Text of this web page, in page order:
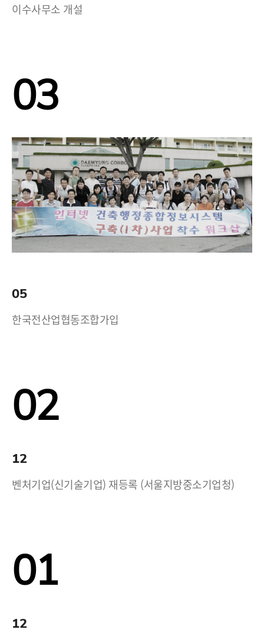
이수사무소 개설
03
05
한국전산업협동조합가입
02
12
벤처기업(신기술기업) 재등록 (서울지방중소기업청)
01
12